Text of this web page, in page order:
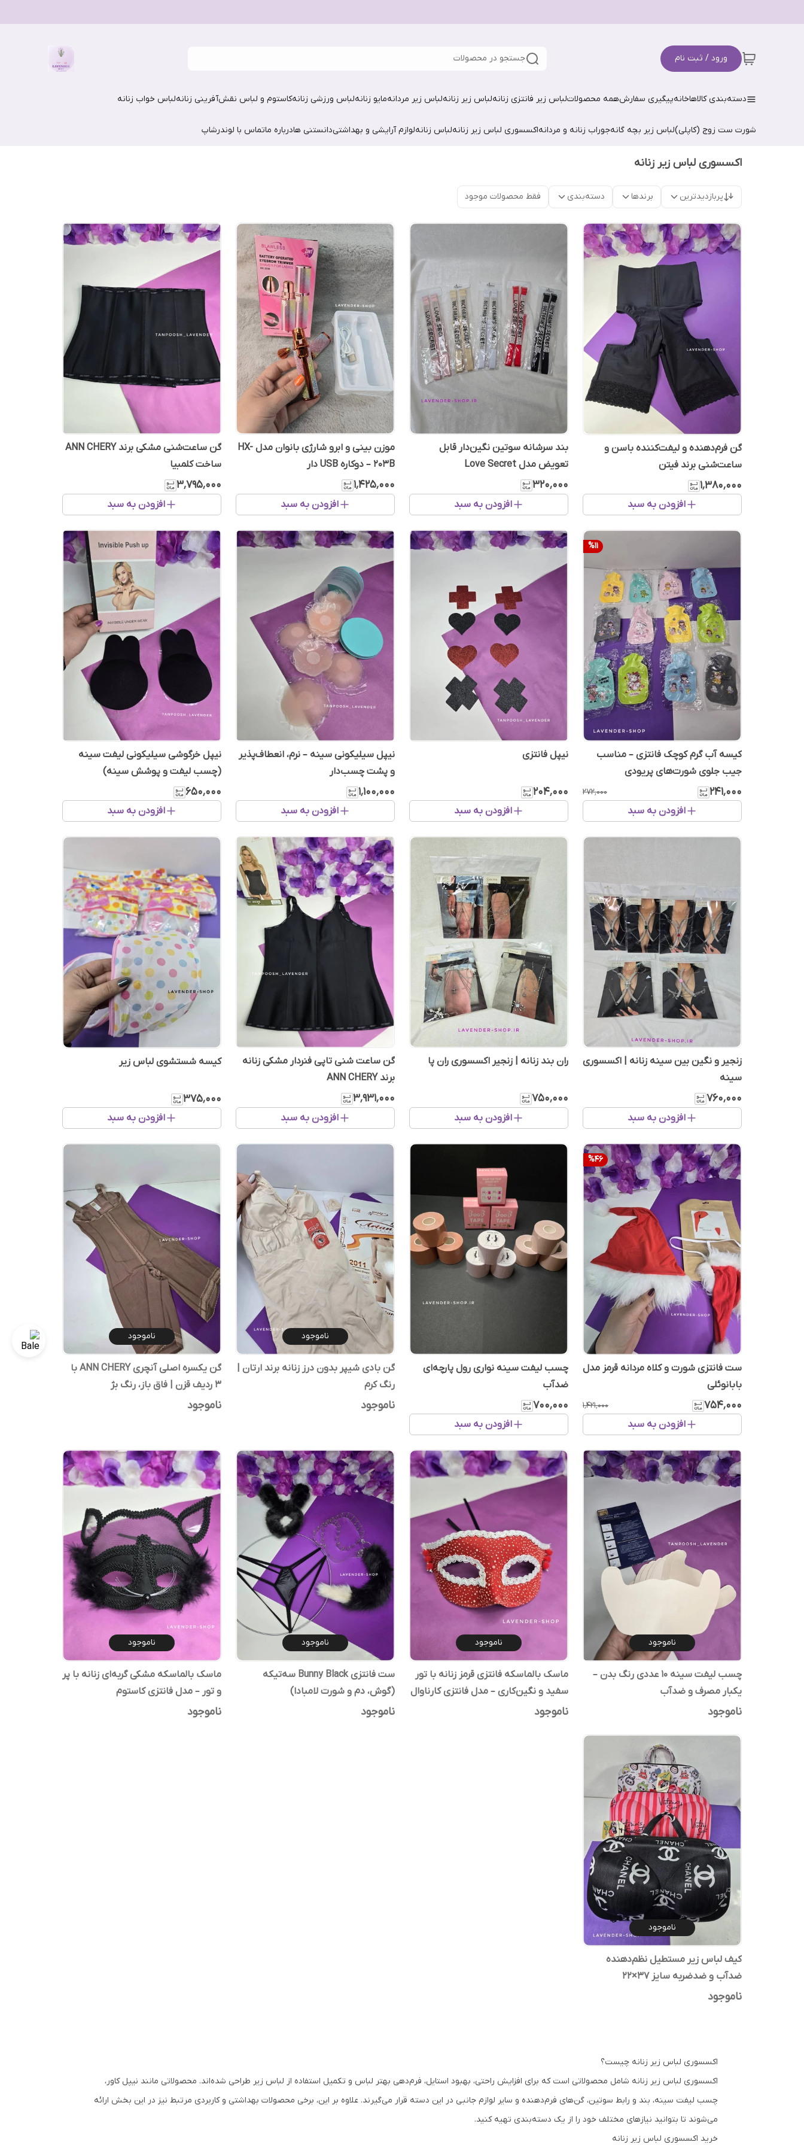
ورود / ثبت نام جستجو در محصولات
دسته‌بندی کالاهاخانهپیگیری سفارشهمه محصولاتلباس زیر فانتزی زنانهلباس زیر زنانهلباس زیر مردانهمایو زنانهلباس ورزشی زنانهکاستوم و لباس نقش‌آفرینی زنانهلباس خواب زنانه
شورت ست زوج (کاپلی)لباس زیر بچه گانهجوراب زنانه و مردانهاکسسوری لباس زیر زنانهلباس زنانهلوازم آرایشی و بهداشتیدانستنی هادرباره ماتماس با لوندرشاپ
اکسسوری لباس زیر زنانه
پربازدیدترین برندها دسته‌بندی فقط محصولات موجود
گن فرم‌دهنده و لیفت‌کننده باسن و
ساعت‌شنی برند فیتن
۱٬۳۸۰٬۰۰۰
افزودن به سبد
بند سرشانه سوتین نگین‌دار قابل
تعویض مدل Love Secret
۳۲۰٬۰۰۰
افزودن به سبد
مو‌زن بینی و ابرو شارژی بانوان مدل HX-
203B – دوکاره USB دار
۱٬۴۲۵٬۰۰۰
افزودن به سبد
گن ساعت‌شنی مشکی برند ANN CHERY
ساخت کلمبیا
۳٬۷۹۵٬۰۰۰
افزودن به سبد
%11
کیسه آب گرم کوچک فانتزی – مناسب
جیب جلوی شورت‌های پریودی
۲۴۱٬۰۰۰ ۲۷۲٬۰۰۰
افزودن به سبد
نیپل فانتزی
۲۰۴٬۰۰۰
افزودن به سبد
نیپل سیلیکونی سینه – نرم، انعطاف‌پذیر
و پشت چسب‌دار
۱٬۱۰۰٬۰۰۰
افزودن به سبد
نیپل خرگوشی سیلیکونی لیفت سینه
(چسب لیفت و پوشش سینه)
۶۵۰٬۰۰۰
افزودن به سبد
زنجیر و نگین بین سینه زنانه | اکسسوری
سینه
۷۶۰٬۰۰۰
افزودن به سبد
ران بند زنانه | زنجیر اکسسوری ران پا
۷۵۰٬۰۰۰
افزودن به سبد
گن ساعت شنی تاپی فنردار مشکی زنانه
برند ANN CHERY
۳٬۹۳۱٬۰۰۰
افزودن به سبد
کیسه شستشوی لباس زیر
۳۷۵٬۰۰۰
افزودن به سبد
%46
ست فانتزی شورت و کلاه مردانه قرمز مدل
بابانوئلی
۷۵۴٬۰۰۰ ۱٬۴۲۱٬۰۰۰
افزودن به سبد
چسب لیفت سینه نواری رول پارچه‌ای
ضدآب
۷۰۰٬۰۰۰
افزودن به سبد
ناموجود
گن بادی شیپر بدون درز زنانه برند ارتان |
رنگ کرم
ناموجود
ناموجود
گن یکسره اصلی آنچری ANN CHERY با
۳ ردیف قزن | فاق باز، رنگ بژ
ناموجود
ناموجود
چسب لیفت سینه ۱۰ عددی رنگ بدن –
یکبار مصرف و ضدآب
ناموجود
ناموجود
ماسک بالماسکه فانتزی قرمز زنانه با تور
سفید و نگین‌کاری – مدل فانتزی کارناوال
ناموجود
ناموجود
ست فانتزی Bunny Black سه‌تیکه
(گوش، دم و شورت لامبادا)
ناموجود
ناموجود
ماسک بالماسکه مشکی گربه‌ای زنانه با پر
و تور – مدل فانتزی کاستوم
ناموجود
ناموجود
کیف لباس زیر مستطیل نظم‌دهنده
ضدآب و ضدضربه سایز ۳۷×۲۲
ناموجود
اکسسوری لباس زیر زنانه چیست؟
اکسسوری لباس زیر زنانه شامل محصولاتی است که برای افزایش راحتی، بهبود استایل، فرم‌دهی بهتر لباس و تکمیل استفاده از لباس زیر طراحی شده‌اند. محصولاتی مانند نیپل کاور،
چسب لیفت سینه، بند و رابط سوتین، گن‌های فرم‌دهنده و سایر لوازم جانبی در این دسته قرار می‌گیرند. علاوه بر این، برخی محصولات بهداشتی و کاربردی مرتبط نیز در این بخش ارائه
می‌شوند تا بتوانید نیازهای مختلف خود را از یک دسته‌بندی تهیه کنید.
خرید اکسسوری لباس زیر زنانه